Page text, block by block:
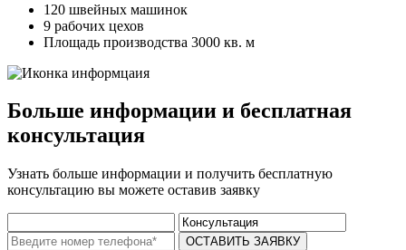
120 швейных машинок
9 рабочих цехов
Площадь производства 3000 кв. м
Больше информации и бесплатная
консультация
Узнать больше информации и получить бесплатную
консультацию вы можете оставив заявку
ОСТАВИТЬ ЗАЯВКУ